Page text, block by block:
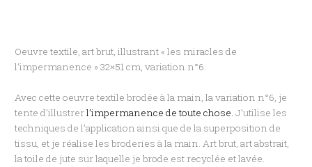
Oeuvre textile, art brut, illustrant « les miracles de
l’impermanence » 32×51 cm, variation n°6.
Avec cette oeuvre textile brodée à la main, la variation n°6, je
tente d’illustrerl’impermanence de toute chose.J’utilise les
techniques de l’application ainsi que de la superposition de
tissu, et je réalise les broderies à la main. Art brut, art abstrait,
la toile de jute sur laquelle je brode est recyclée et lavée.